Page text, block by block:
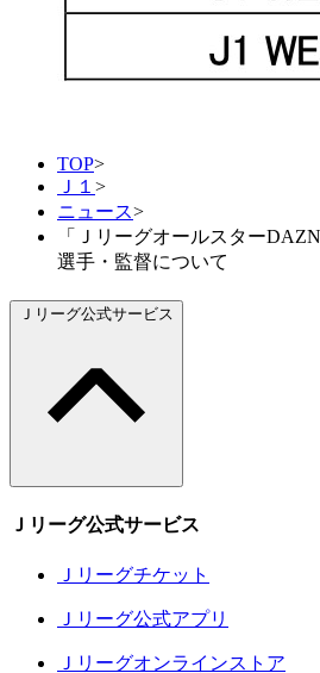
TOP>
Ｊ１ >
ニュース>
「Ｊリーグオールスター
選手・監督について
Ｊリーグ公式サービス
Ｊリーグ公式サービス
Ｊリーグチケット
Ｊリーグ公式アプリ
Ｊリーグオンラインストア